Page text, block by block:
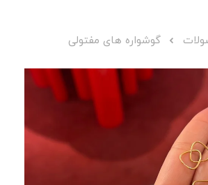
گوشواره های مفتولی